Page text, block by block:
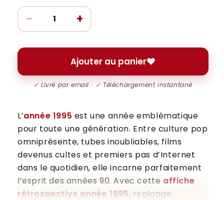
− +
Ajouter au panier
✓ Livré par email · ✓ Téléchargement instantané
L’année 1995 est une année emblématique
pour toute une génération. Entre culture pop
omniprésente, tubes inoubliables, films
devenus cultes et premiers pas d’Internet
dans le quotidien, elle incarne parfaitement
l’esprit des années 90. Avec cette affiche
rétrospective année 1995, replonge